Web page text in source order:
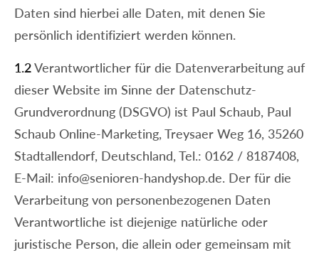
Daten sind hierbei alle Daten, mit denen Sie
persönlich identifiziert werden können.
1.2Verantwortlicher für die Datenverarbeitung auf
dieser Website im Sinne der Datenschutz-
Grundverordnung (DSGVO) ist Paul Schaub, Paul
Schaub Online-Marketing, Treysaer Weg 16, 35260
Stadtallendorf, Deutschland, Tel.: 0162 / 8187408,
E-Mail: info@senioren-handyshop.de. Der für die
Verarbeitung von personenbezogenen Daten
Verantwortliche ist diejenige natürliche oder
juristische Person, die allein oder gemeinsam mit